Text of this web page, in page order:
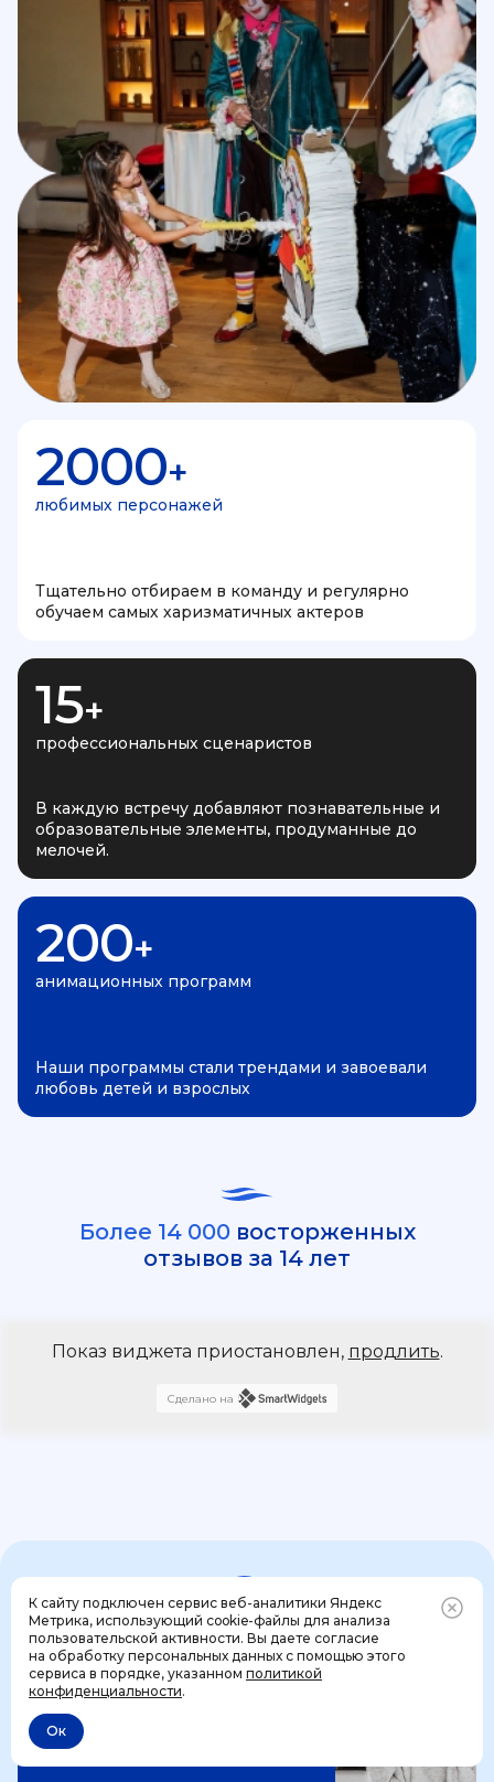
Позвонить+7 (499) 444-31-53
К сайту подключен сервис веб-аналитики Яндекс
Метрика, использующий cookie-файлы для анализа
пользовательской активности. Вы даете согласие
на обработку персональных данных с помощью этого
сервиса в порядке, указанном политикой
конфиденциальности.
Ок
2000+
любимых персонажей
Тщательно отбираем в команду и регулярно
обучаем самых харизматичных актеров
15+
профессиональных сценаристов
В каждую встречу добавляют познавательные и
образовательные элементы, продуманные до
мелочей.
200+
анимационных программ
Наши программы стали трендами и завоевали
любовь детей и взрослых
Более 14 000восторженных
отзывов за 14 лет
Показ виджета приостановлен, продлить.
Сделано на
4 шага к идеальному
празднику вашей мечты
1 шаг